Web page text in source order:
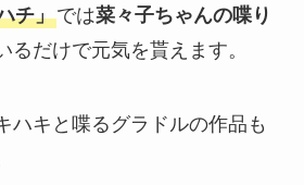
チ」では菜々子ちゃんの喋り
るだけで元気を貰えます。
ハキと喋るグラドルの作品も